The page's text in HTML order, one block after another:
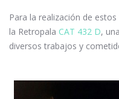
Para la realización de
la Retropala CAT 432 D,
diversos trabajos y